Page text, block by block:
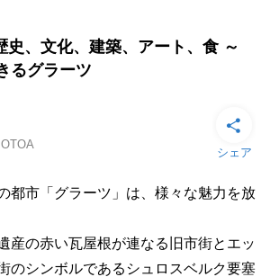
史、文化、建築、アート、食 ～
るグラーツ
シェア
都市「グラーツ」は、様々な魅力を放
産の赤い瓦屋根が連なる旧市街とエッ
のシンボルであるシュロスベルク要塞